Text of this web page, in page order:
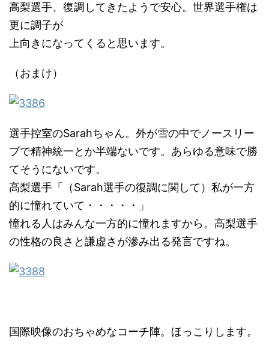
高梨選手、復調してきたようで安心。世界選手権は
更に調子が
上向きになってくると思います。
（おまけ）
選手控室のSarahちゃん。外が雪の中でノースリー
ブで精神統一とか半端ないです。あらゆる意味で勝
てそうにないです。
高梨選手「（Sarah選手の復調に関して）私が一方
的に憧れていて・・・・・」
憧れる人はみんな一方的に憧れますから。高梨選手
の性格の良さと謙虚さが滲み出る発言ですね。
国際映像のおちゃめなコーチ陣。ほっこりします。